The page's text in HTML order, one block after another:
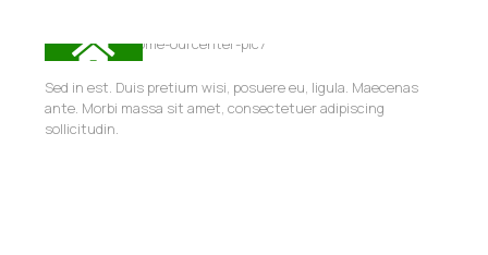
Sed in est. Duis pretium wisi, posuere eu, ligula. Maecenas
ante. Morbi massa sit amet, consectetuer adipiscing
sollicitudin.